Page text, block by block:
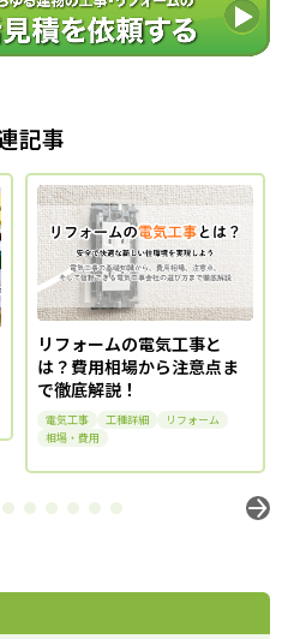
記事
リフォームの電気工事と
は？費用相場から注意点ま
で徹底解説！
電気工事 工種詳細
リフォーム
相場・費用